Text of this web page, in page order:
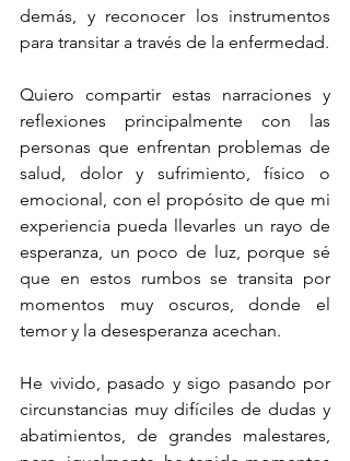
demás, y reconocer los instrumentos
Quiero compartir estas narraciones y
reflexiones principalmente con las
personas que enfrentan problemas de
salud, dolor y sufrimiento, físico o
emocional, con el propósito de que mi
experiencia pueda llevarles un rayo de
esperanza, un poco de luz, porque sé
que en estos rumbos se transita por
momentos muy oscuros, donde el
temor y la desesperanza acechan.
He vivido, pasado y sigo pasando por
circunstancias muy difíciles de dudas y
abatimientos, de grandes malestares,